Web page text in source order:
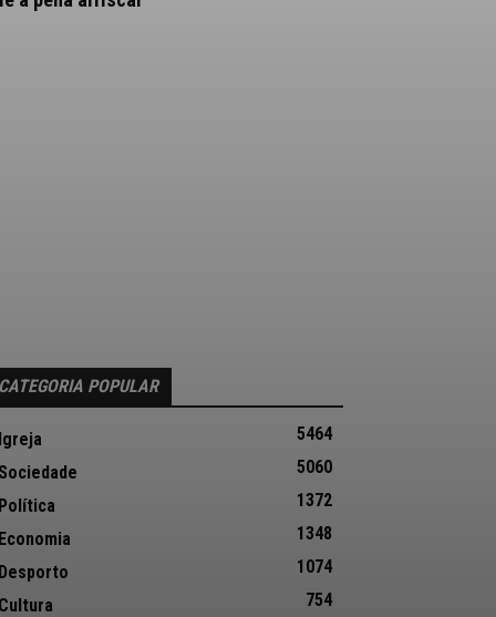
CATEGORIA POPULAR
Igreja
5464
Sociedade
5060
Política
1372
Economia
1348
Desporto
1074
Cultura
754